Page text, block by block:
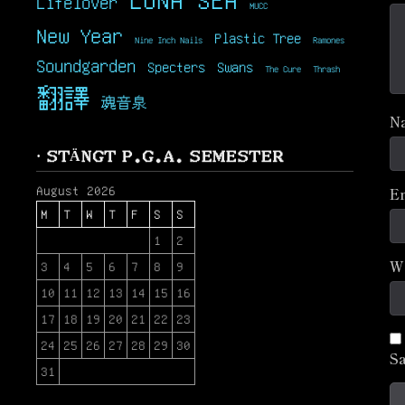
MUCC
New Year Nine Inch Nails Plastic Tree Ramones
Soundgarden Specters Swans The Cure Thrash
翻譯 魂音泉
· STÄNGT P.G.A. SEMESTER
August 2026
M
T W T F S
S
1
2
3
4 5 6 7 8
9
10
11 12 13 14 15
16
17
18 19 20 21 22
23
24
25 26 27 28 29
30
31